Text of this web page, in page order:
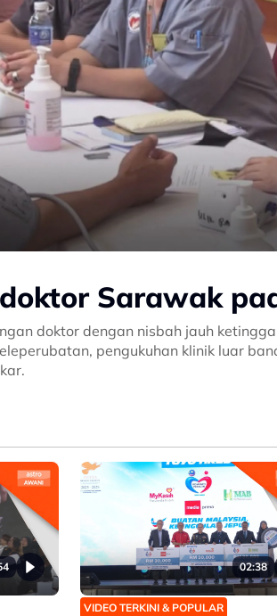
Sarawak
doktor dengan nisbah jauh
pengukuhan klinik luar
02:38
VIDEO TERKINI & POPULAR